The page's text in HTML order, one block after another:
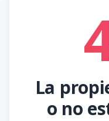
La
o no